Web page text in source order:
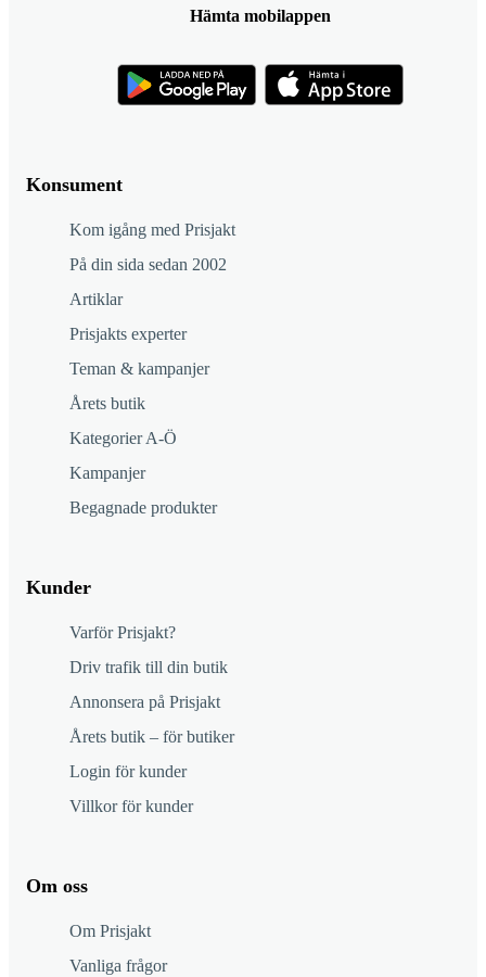
Konsument
Kom igång med Prisjakt
På din sida sedan 2002
Artiklar
Prisjakts experter
Teman & kampanjer
Årets butik
Kategorier A-Ö
Kampanjer
Begagnade produkter
Kunder
Varför Prisjakt?
Driv trafik till din butik
Annonsera på Prisjakt
Årets butik – för butiker
Login för kunder
Villkor för kunder
Om oss
Om Prisjakt
Vanliga frågor
Hämta mobilappen